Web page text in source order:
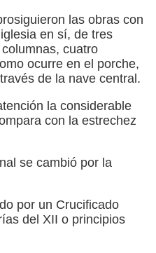
las obras con
en sí, de tres
cuatro
ocurre en el porche,
de la nave central.
la considerable
con la estrechez
se cambió por la
por un Crucificado
del XII o principios